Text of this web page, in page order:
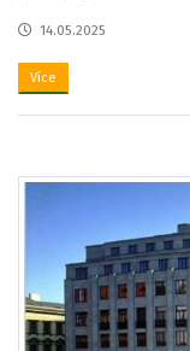
14.05.2025
Více